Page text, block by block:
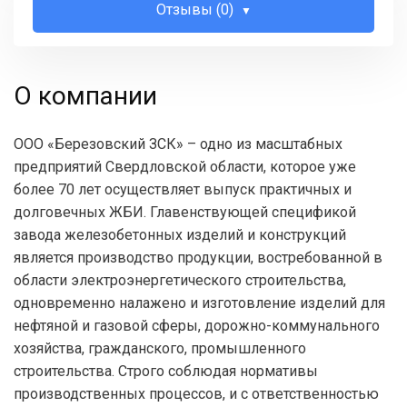
Отзывы (0)
О компании
ООО «Березовский ЗСК» – одно из масштабных
предприятий Свердловской области, которое уже
более 70 лет осуществляет выпуск практичных и
долговечных ЖБИ. Главенствующей спецификой
завода железобетонных изделий и конструкций
является производство продукции, востребованной в
области электроэнергетического строительства,
одновременно налажено и изготовление изделий для
нефтяной и газовой сферы, дорожно-коммунального
хозяйства, гражданского, промышленного
строительства. Строго соблюдая нормативы
производственных процессов, и с ответственностью